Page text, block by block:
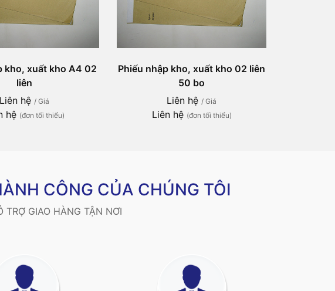
kho, xuất kho A4 02
liên
Liên hệ / Giá
hệ (đơn tối thiểu)
Phiếu nhập kho, xuất kho 02 liên
50 bo
Liên hệ / Giá
Liên hệ (đơn tối thiểu)
CÔNG CỦA CHÚNG TÔI
GIAO HÀNG TẬN NƠI